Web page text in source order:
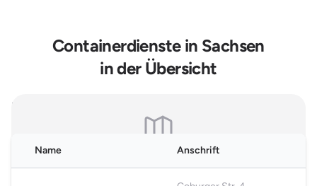
Containerdienste in Sachsen
in der Übersicht
Bitte akzeptiere die funktionalen Cookies, um die Karte
Hinweis: Es handelt sich um allgemeine, online einsehbare Branchendaten.
Falls Sie Ihren Eintrag auf unserer Seite nicht wünschen, können Sie uns
Name Anschrift